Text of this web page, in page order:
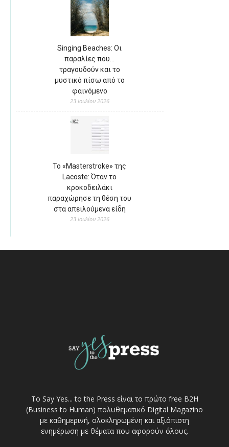
Singing Beaches: Οι
παραλίες που…
τραγουδούν και το
μυστικό πίσω από το
φαινόμενο
23 Ιουλίου 2026
Το «Masterstroke» της
Lacoste: Όταν το
κροκοδειλάκι
παραχώρησε τη θέση του
στα απειλούμενα είδη
23 Ιουλίου 2026
Το Say Yes... to the Press είναι το πρώτο free Β2Η
(Business to Human) πολυθεματικό Digital Magazino
με καθημερινή, ολοκληρωμένη και αξιόπιστη
ενημέρωση με θέματα που αφορούν όλους.